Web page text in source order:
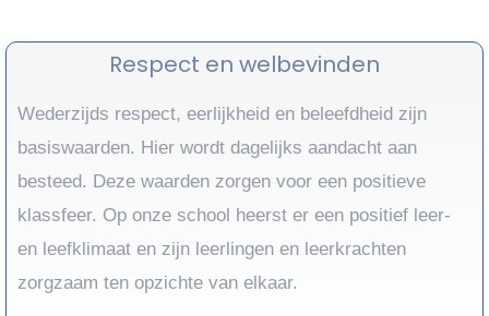
Respect en welbevinden
Wederzijds respect, eerlijkheid en beleefdheid zijn
basiswaarden. Hier wordt dagelijks aandacht aan
besteed. Deze waarden zorgen voor een positieve
klassfeer. Op onze school heerst er een positief leer-
en leefklimaat en zijn leerlingen en leerkrachten
zorgzaam ten opzichte van elkaar.